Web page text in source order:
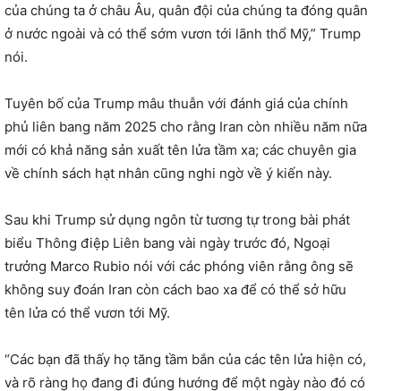
của chúng ta ở châu Âu, quân đội của chúng ta đóng quân
ở nước ngoài và có thể sớm vươn tới lãnh thổ Mỹ,” Trump
nói.
Tuyên bố của Trump mâu thuẫn với đánh giá của chính
phủ liên bang năm 2025 cho rằng Iran còn nhiều năm nữa
mới có khả năng sản xuất tên lửa tầm xa; các chuyên gia
về chính sách hạt nhân cũng nghi ngờ về ý kiến ​​này.
Sau khi Trump sử dụng ngôn từ tương tự trong bài phát
biểu Thông điệp Liên bang vài ngày trước đó, Ngoại
trưởng Marco Rubio nói với các phóng viên rằng ông sẽ
không suy đoán Iran còn cách bao xa để có thể sở hữu
tên lửa có thể vươn tới Mỹ.
“Các bạn đã thấy họ tăng tầm bắn của các tên lửa hiện có,
và rõ ràng họ đang đi đúng hướng để một ngày nào đó có